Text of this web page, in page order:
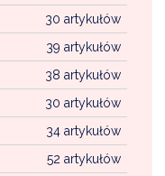
30 artykułów
39 artykułów
38 artykułów
30 artykułów
34 artykułów
52 artykułów